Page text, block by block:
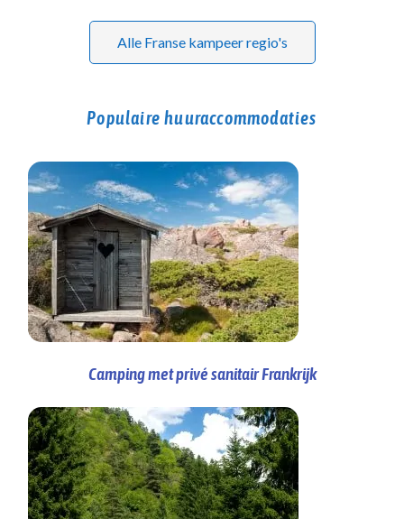
Alle Franse kampeer regio's
Populaire huuraccommodaties
Camping met privé sanitair Frankrijk